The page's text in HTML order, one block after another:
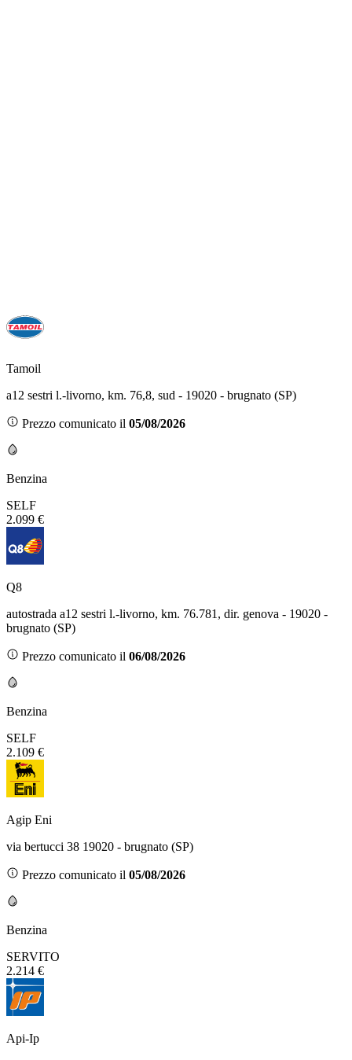
Tamoil
a12 sestri l.-livorno, km. 76,8, sud - 19020 - brugnato (SP)
Prezzo comunicato il 05/08/2026
Benzina
SELF
2.099 €
Q8
autostrada a12 sestri l.-livorno, km. 76.781, dir. genova - 19020 -
brugnato (SP)
Prezzo comunicato il 06/08/2026
Benzina
SELF
2.109 €
Agip Eni
via bertucci 38 19020 - brugnato (SP)
Prezzo comunicato il 05/08/2026
Benzina
SERVITO
2.214 €
Api-Ip